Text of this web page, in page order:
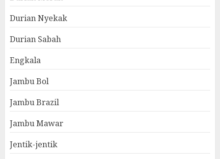
Durian Nyekak
Durian Sabah
Engkala
Jambu Bol
Jambu Brazil
Jambu Mawar
Jentik-jentik